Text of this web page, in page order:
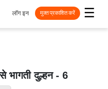
☰
लॉग इन मुक्त प्रकाशित करें
भागती दुल्हन - 6